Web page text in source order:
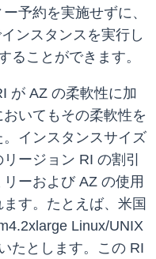
予約を実施せずに、
ンスタンスを実行し
ることができます。
が AZ の柔軟性に加
いてもその柔軟性を
インスタンスサイズ
ージョン RI の割引
ーおよび AZ の使用
す。たとえば、米国
Linux/UNIX
たとします。この RI